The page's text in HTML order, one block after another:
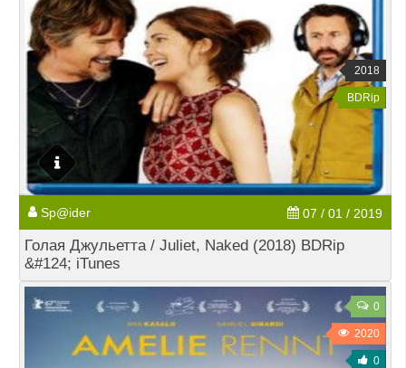
2018
BDRip
Sp@ider 07 / 01 / 2019
Голая Джульетта / Juliet, Naked (2018) BDRip
&#124; iTunes
0
2020
0